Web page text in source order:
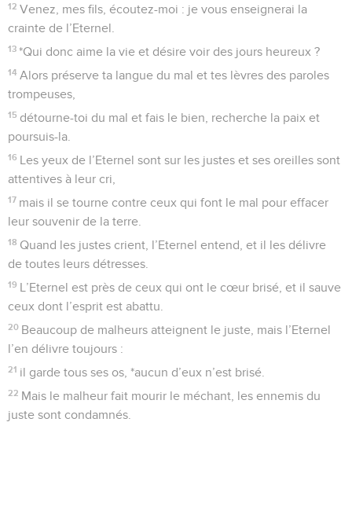
12 Venez, mes fils, écoutez-moi : je vous enseignerai la
crainte de l’Eternel.
13 *Qui donc aime la vie et désire voir des jours heureux ?
14 Alors préserve ta langue du mal et tes lèvres des paroles
trompeuses,
15 détourne-toi du mal et fais le bien, recherche la paix et
poursuis-la.
16 Les yeux de l’Eternel sont sur les justes et ses oreilles sont
attentives à leur cri,
17 mais il se tourne contre ceux qui font le mal pour effacer
leur souvenir de la terre.
18 Quand les justes crient, l’Eternel entend, et il les délivre
de toutes leurs détresses.
19 L’Eternel est près de ceux qui ont le cœur brisé, et il sauve
ceux dont l’esprit est abattu.
20 Beaucoup de malheurs atteignent le juste, mais l’Eternel
l’en délivre toujours :
21 il garde tous ses os, *aucun d’eux n’est brisé.
22 Mais le malheur fait mourir le méchant, les ennemis du
juste sont condamnés.